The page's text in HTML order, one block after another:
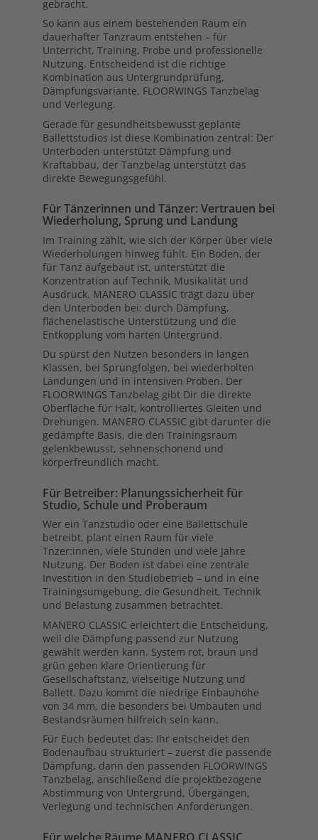
gebracht.
So kann aus einem bestehenden Raum ein
dauerhafter Tanzraum entstehen – für
Unterricht, Training, Probe und professionelle
Nutzung. Entscheidend ist die richtige
Kombination aus Untergrundprüfung,
Dämpfungsvariante, FLOORWINGS Tanzbelag
und Verlegung.
Gerade für gesundheitsbewusst geplante
Ballettstudios ist diese Kombination zentral: Der
Unterboden unterstützt Dämpfung und
Kraftabbau, der Tanzbelag unterstützt das
direkte Bewegungsgefühl.
Für Tänzerinnen und Tänzer: Vertrauen bei
Wiederholung, Sprung und Landung
Im Training zählt, wie sich der Körper über viele
Wiederholungen hinweg fühlt. Ein Boden, der
für Tanz aufgebaut ist, unterstützt die
Konzentration auf Technik, Musikalität und
Ausdruck. MANERO CLASSIC trägt dazu über
den Unterboden bei: durch Dämpfung,
flächenelastische Unterstützung und die
Entkopplung vom harten Untergrund.
Du spürst den Nutzen besonders in langen
Klassen, bei Sprungfolgen, bei wiederholten
Landungen und in intensiven Proben. Der
FLOORWINGS Tanzbelag gibt Dir die direkte
Oberfläche für Halt, kontrolliertes Gleiten und
Drehungen. MANERO CLASSIC gibt darunter die
gedämpfte Basis, die den Trainingsraum
gelenkbewusst, sehnenschonend und
körperfreundlich macht.
Für Betreiber: Planungssicherheit für
Studio, Schule und Proberaum
Wer ein Tanzstudio oder eine Ballettschule
betreibt, plant einen Raum für viele
Tnzer:innen, viele Stunden und viele Jahre
Nutzung. Der Boden ist dabei eine zentrale
Investition in den Studiobetrieb – und in eine
Trainingsumgebung, die Gesundheit, Technik
und Belastung zusammen betrachtet.
MANERO CLASSIC erleichtert die Entscheidung,
weil die Dämpfung passend zur Nutzung
gewählt werden kann. System rot, braun und
grün geben klare Orientierung für
Gesellschaftstanz, vielseitige Nutzung und
Ballett. Dazu kommt die niedrige Einbauhöhe
von 34 mm, die besonders bei Umbauten und
Bestandsräumen hilfreich sein kann.
Für Euch bedeutet das: Ihr entscheidet den
Bodenaufbau strukturiert – zuerst die passende
Dämpfung, dann den passenden FLOORWINGS
Tanzbelag, anschließend die projektbezogene
Abstimmung von Untergrund, Übergängen,
Verlegung und technischen Anforderungen.